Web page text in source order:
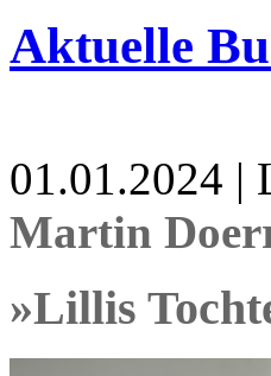
Aktuelle
01.01.2024 |
Martin
»Lillis